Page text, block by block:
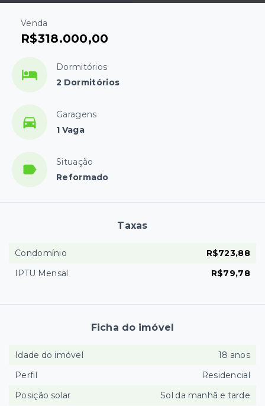
Venda
R$318.000,00
Dormitórios
2 Dormitórios
Garagens
1 Vaga
Situação
Reformado
Taxas
Condomínio
R$723,88
IPTU Mensal
R$79,78
Ficha do imóvel
Idade do imóvel
18 anos
Perfil
Residencial
Posição solar
Sol da manhã e tarde